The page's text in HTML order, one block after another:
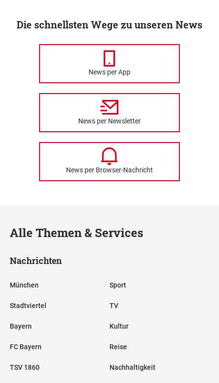
Die schnellsten Wege zu unseren News
News per App
News per Newsletter
News per Browser-Nachricht
Alle Themen & Services
Nachrichten
München
Stadtviertel
Bayern
FC Bayern
TSV 1860
Sport
TV
Kultur
Reise
Nachhaltigkeit